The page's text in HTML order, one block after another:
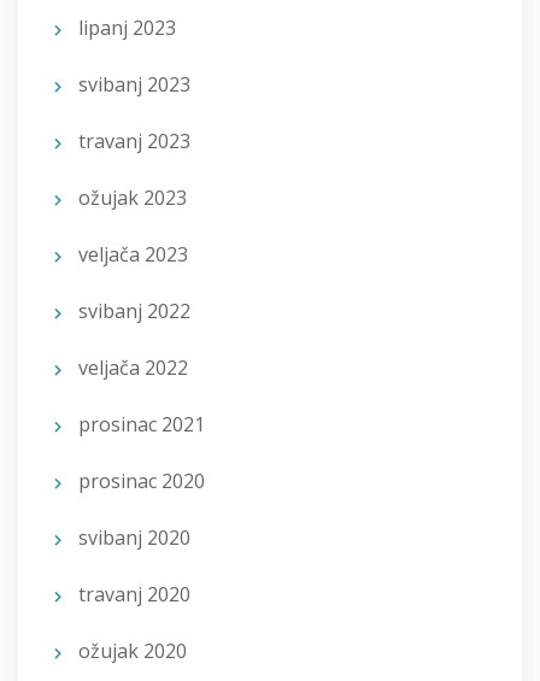
lipanj 2023
svibanj 2023
travanj 2023
ožujak 2023
veljača 2023
svibanj 2022
veljača 2022
prosinac 2021
prosinac 2020
svibanj 2020
travanj 2020
ožujak 2020